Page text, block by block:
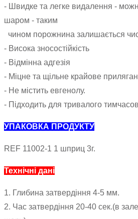
- Швидке та легке видалення -
шаром - таким
чином порожнина залишається
- Висока зносостійкість
- Відмінна адгезія
- Міцне та щільне крайове
- Не містить евгенолу.
- Підходить для тривалого
УПАКОВКА ПРОДУКТУ
REF 11002-1 1 шприц 3г.
Технічні дані
1. Глибина затвердіння 4-5 мм.
2. Час затвердіння 20-40 сек.(в